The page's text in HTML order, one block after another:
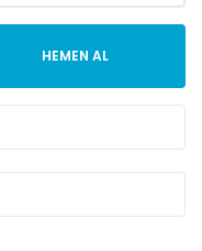
HEMEN AL